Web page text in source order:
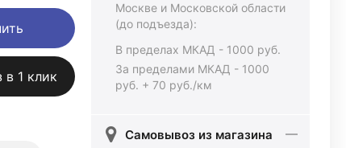
в 1 клик
Москве и Московской области
(до подъезда):
В пределах МКАД - 1000 руб.
За пределами МКАД - 1000
руб. + 70 руб./км
Самовывоз из магазина